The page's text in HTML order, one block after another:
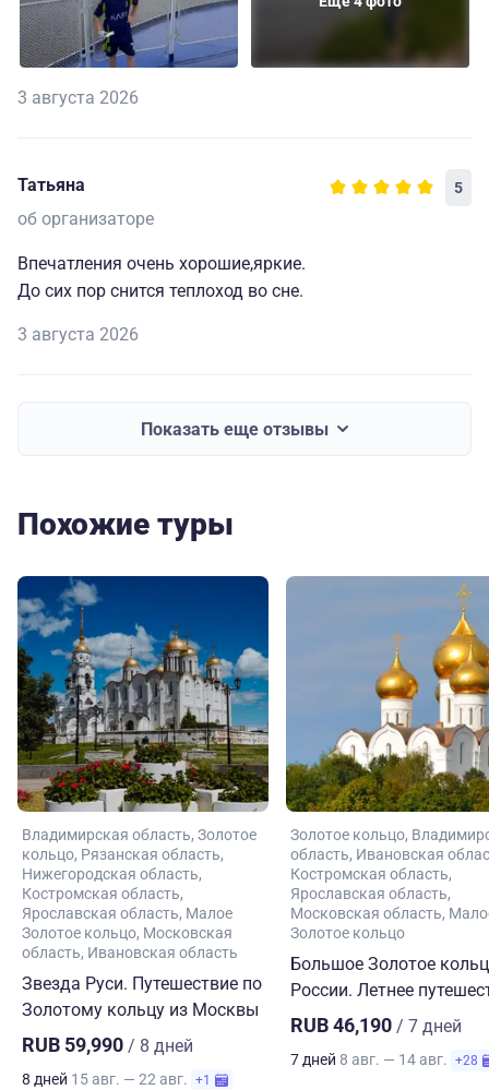
3 августа 2026
Татьяна 5
об организаторе
Впечатления очень хорошие,яркие.
До сих пор снится теплоход во сне.
3 августа 2026
Показать еще отзывы
Похожие туры
Владимирская область Золотое
кольцо Рязанская область
Нижегородская область
Костромская область
Ярославская область Малое
Золотое кольцо Московская
область Ивановская область
Звезда Руси. Путешествие по
Золотому кольцу из Москвы
RUB 59,990 / 8 дней
8 дней 15 авг. — 22 авг. +1
Золотое кольцо
область Ивановская
Костромская область
Ярославская область
Московская область
Золотое кольцо
Большое Золотое
России. Летнее
RUB 46,190 / 7 дней
7 дней 8 авг. — 14 авг. +28